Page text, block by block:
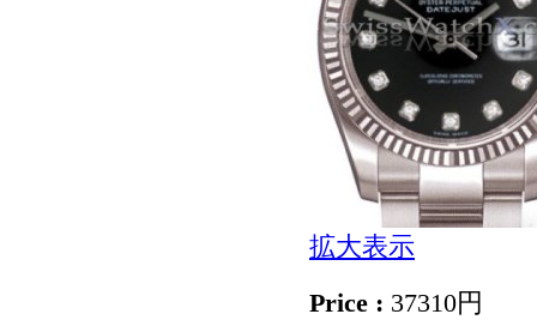
拡大表示
Price : 37310円